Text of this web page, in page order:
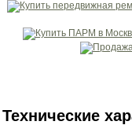
Технические